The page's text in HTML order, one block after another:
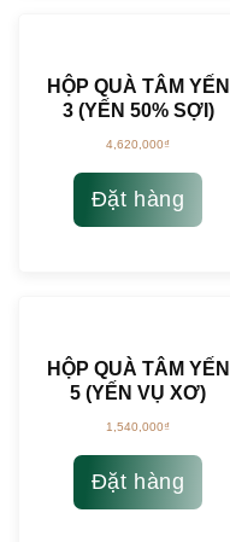
HỘP QUÀ TÂM YẾN
3 (YẾN 50% SỢI)
4,620,000₫
Đặt hàng
HỘP QUÀ TÂM YẾN
5 (YẾN VỤ XƠ)
1,540,000₫
Đặt hàng